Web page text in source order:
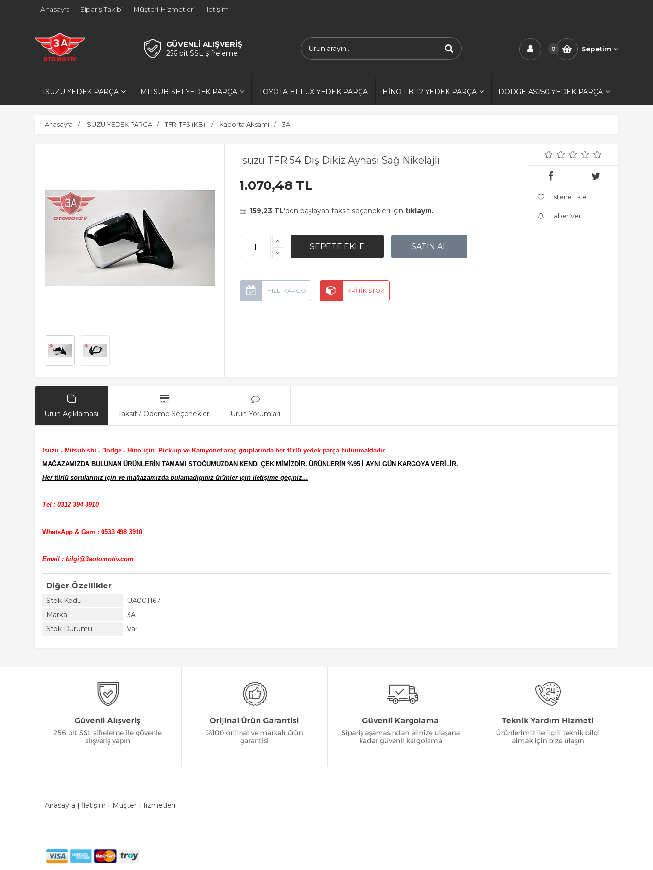
Anasayfa Sipariş Takibi Müşteri Hizmetleri İletişim
GÜVENLİ ALIŞVERİŞ
256 bit SSL Şifreleme
0 Sepetim
ISUZU YEDEK PARÇA MITSUBISHI YEDEK PARÇA TOYOTA HI-LUX YEDEK PARÇA HİNO FB112 YEDEK PARÇA DODGE AS250 YEDEK PARÇA
Anasayfa ISUZU YEDEK PARÇA TFR-TFS (KB) Kaporta Aksamı 3A
Isuzu TFR 54 Dış Dikiz Aynası Sağ Nikelajlı
1.070,48 TL
159,23 TL'den başlayan taksit seçenekleri için tıklayın.
Listene Ekle
Haber Ver
Ürün Açıklaması Taksit / Ödeme Seçenekleri Ürün Yorumları
Isuzu - Mitsubishi - Dodge - Hino için Pick-up ve Kamyonet araç gruplarında her türlü yedek parça bulunmaktadır
MAĞAZAMIZDA BULUNAN ÜRÜNLERİN TAMAMI STOĞUMUZDAN KENDİ ÇEKİMİMİZDİR. ÜRÜNLERİN %95 İ AYNI GÜN KARGOYA VERİLİR.
Her türlü sorularınız için ve mağazamızda bulamadıgınız ürünler için iletişime geçiniz...
Tel : 0312 394 3910
WhatsApp & Gsm : 0533 498 3910
Email : bilgi@3aotomotiv.com
Diğer Özellikler
Stok Kodu
UA001167
Marka
3A
Stok Durumu
Var
Anasayfa | İletişim | Müşteri Hizmetleri